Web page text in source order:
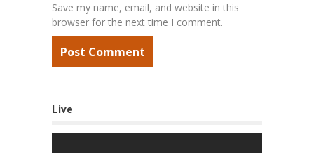
Save my name, email, and website in this
browser for the next time I comment.
Live